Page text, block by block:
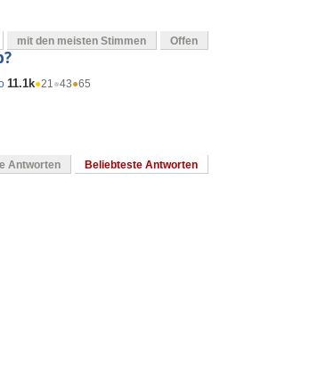
mit den meisten Stimmen Offen
11.1k●21●43●65
Antworten Beliebteste Antworten